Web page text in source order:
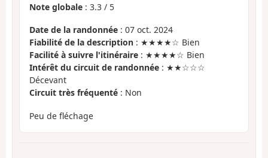
Note globale : 3.3 / 5
Date de la randonnée : 07 oct. 2024
Fiabilité de la description : ★★★★☆ Bien
Facilité à suivre l'itinéraire : ★★★★☆ Bien
Intérêt du circuit de randonnée : ★★☆☆☆
Décevant
Circuit très fréquenté : Non
Peu de fléchage